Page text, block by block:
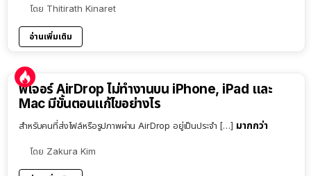
โดย Thitirath Kinaret
อ่านเพิ่มเติม
ฟีเจอร์ AirDrop ไม่ทำงานบน iPhone, iPad และ
Mac มีขั้นตอนแก้ไขอย่างไร
สำหรับคนที่ส่งไฟล์หรือรูปภาพผ่าน AirDrop อยู่เป็นประจำ […] มากกว่า
โดย Zakura Kim